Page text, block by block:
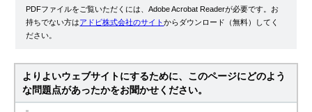
PDFファイルをご覧いただくには、Adobe Acrobat Readerが必要です。お
持ちでない方はアドビ株式会社のサイトからダウンロード（無料）してく
ださい。
よりよいウェブサイトにするために、このページにどのよう
な問題点があったかをお聞かせください。